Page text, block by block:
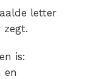
letter
zegt.
is:
en